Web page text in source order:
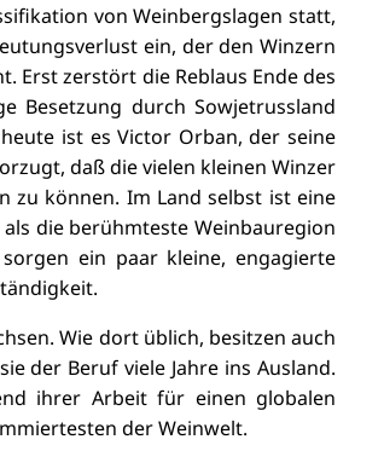
von Weinbergslagen statt,
ein, der den Winzern
Erst zerstört die Reblaus Ende des
Besetzung durch Sowjetrussland
ist es Victor Orban, der seine
daß die vielen kleinen Winzer
zu können. Im Land selbst ist eine
die berühmteste Weinbauregion
sorgen ein paar kleine, engagierte
Wie dort üblich, besitzen auch
der Beruf viele Jahre ins Ausland.
ihrer Arbeit für einen globalen
der Weinwelt.